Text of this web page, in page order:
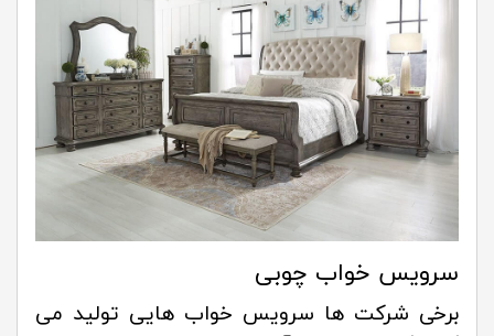
سرویس خواب چوبی
برخی شرکت ها سرویس خواب هایی تولید می